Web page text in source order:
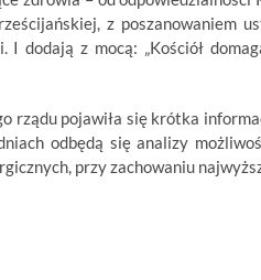
z poszanowaniem
I dodają z mocą: „Kościół
rządu pojawiła się krótka
odbędą się analizy
przy zachowaniu